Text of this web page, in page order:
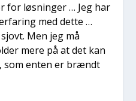
for løs­nin­ger … Jeg har
med det­te …
Men jeg må
mere på at det kan
enten er brændt